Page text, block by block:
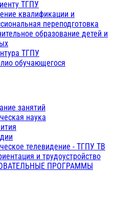
ТГПУ
квалификации и
переподготовка
образование детей и
ТГПУ
обучающегося
занятий
наука
телевидение - ТГПУ ТВ
и трудоустройство
ПРОГРАММЫ